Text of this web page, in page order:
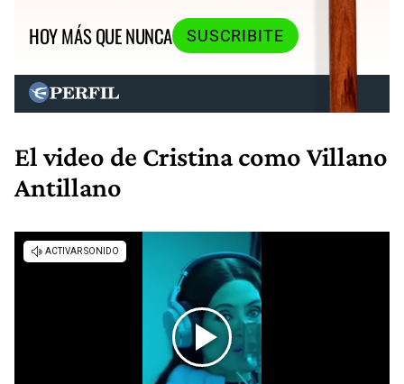
HOY MÁS QUE NUNCA
SUSCRIBITE
El video de Cristina como Villano
Antillano